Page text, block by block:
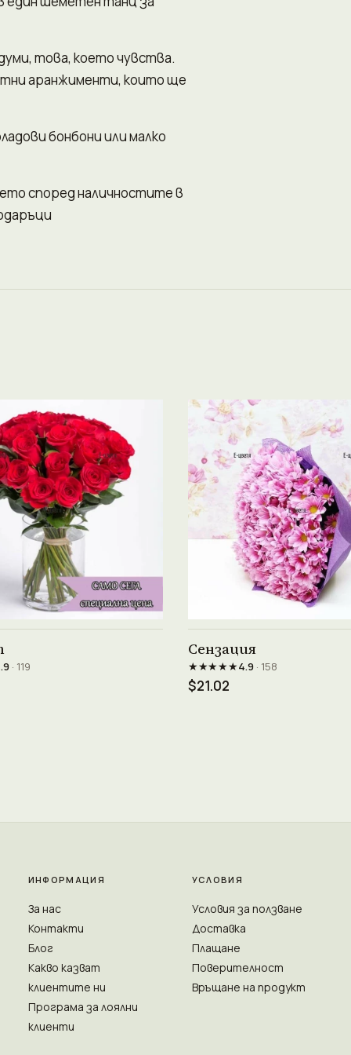
това, което чувства.
аранжименти, които ще
бонбони или малко
според наличностите в
· 119
Сензация
★★★★★4.9· 158
$21.02
ИНФОРМАЦИЯ
За нас
Контакти
Блог
Какво казват
клиентите ни
Програма за лоялни
клиенти
УСЛОВИЯ
Условия за ползване
Доставка
Плащане
Поверителност
Връщане на продукт